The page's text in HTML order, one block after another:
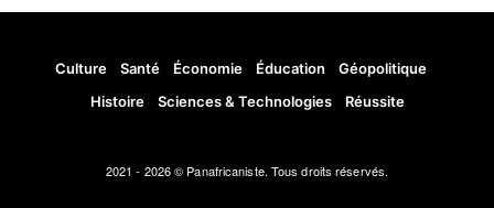
Culture Santé Économie Éducation
Géopolitique
Histoire
Sciences & Technologies Réussite
2021 - 2026 © Panafricaniste. Tous droits réservés.